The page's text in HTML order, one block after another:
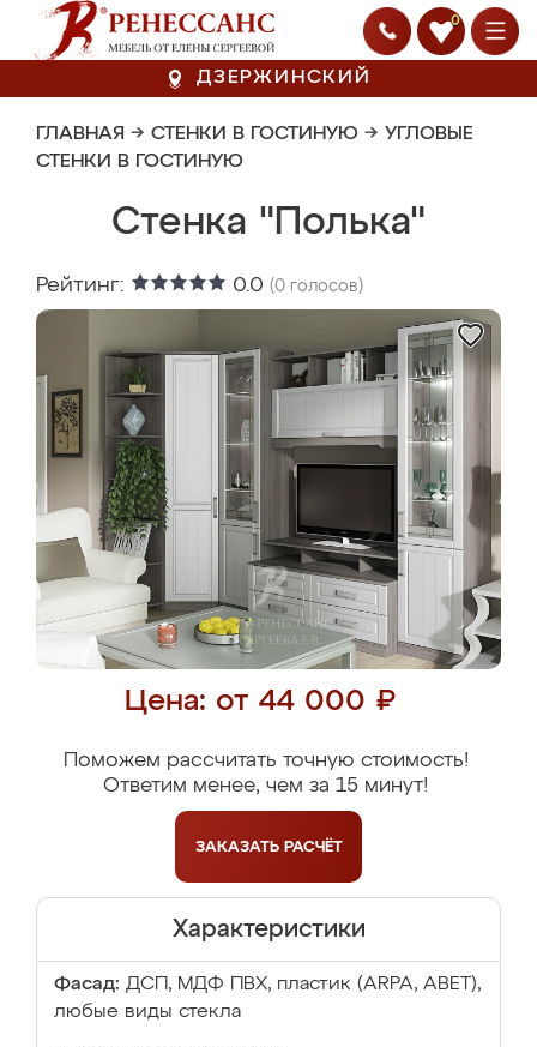
0
ДЗЕРЖИНСКИЙ
ГЛАВНАЯ → СТЕНКИ В ГОСТИНУЮ → УГЛОВЫЕ
СТЕНКИ В ГОСТИНУЮ
Стенка "Полька"
Рейтинг: 0.0 (0 голосов)
Цена: от 44 000 ₽
Поможем рассчитать точную стоимость!
Ответим менее, чем за 15 минут!
ЗАКАЗАТЬ РАСЧЁТ
Характеристики
Фасад: ДСП, МДФ ПВХ, пластик (ARPA, ABET),
любые виды стекла